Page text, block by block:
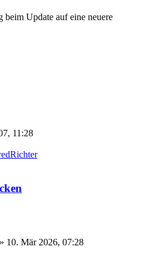
beim Update auf eine neuere
11:28
» 10. Mär 2026, 07:28